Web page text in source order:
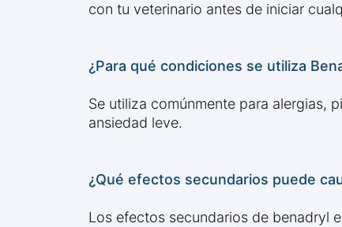
con tu veterinario antes de iniciar
¿Para qué condiciones se utiliza
Se utiliza comúnmente para alergias,
ansiedad leve.
¿Qué efectos secundarios puede
Los efectos secundarios de benadryl